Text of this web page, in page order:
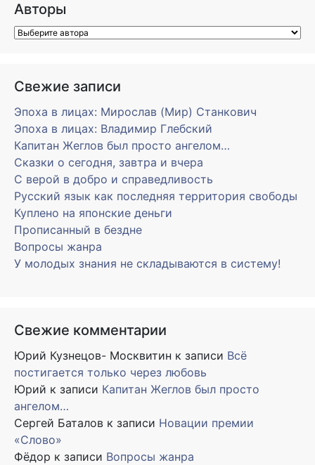
Авторы
Свежие записи
Эпоха в лицах: Мирослав (Мир) Станкович
Эпоха в лицах: Владимир Глебский
Капитан Жеглов был просто ангелом…
Сказки о сегодня, завтра и вчера
С верой в добро и справедливость
Русский язык как последняя территория свободы
Куплено на японские деньги
Прописанный в бездне
Вопросы жанра
У молодых знания не складываются в систему!
Свежие комментарии
Юрий Кузнецов- Москвитин к записи Всё
постигается только через любовь
Юрий к записи Капитан Жеглов был просто
ангелом…
Сергей Баталов к записи Новации премии
«Слово»
Фёдор к записи Вопросы жанра